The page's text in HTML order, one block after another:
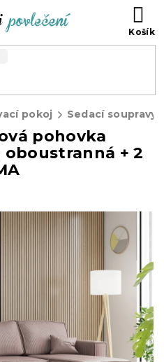
pokoj Sedací soupravy
pohovka
oboustranná + 2